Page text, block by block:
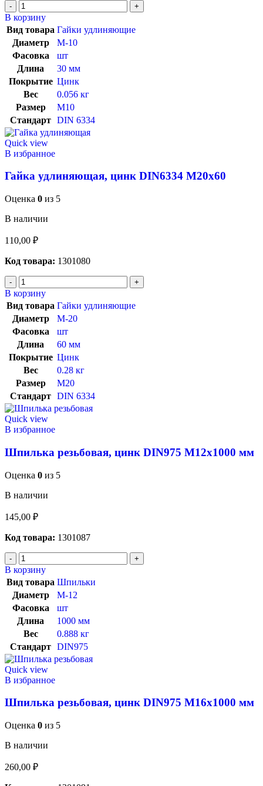
В корзину
Вид товара Гайки удлиняющие
Диаметр
М-10
Фасовка
шт
Длина
30 мм
Покрытие Цинк
Вес
0.056 кг
Размер
M10
Стандарт DIN 6334
Quick view
В избранное
Гайка удлиняющая, цинк DIN6334 М20х60
Оценка 0 из 5
В наличии
110,00 ₽
Код товара: 1301080
В корзину
Вид товара Гайки удлиняющие
Диаметр
М-20
Фасовка
шт
Длина
60 мм
Покрытие Цинк
Вес
0.28 кг
Размер
M20
Стандарт DIN 6334
Quick view
В избранное
Шпилька резьбовая, цинк DIN975 М12х1000 мм
Оценка 0 из 5
В наличии
145,00 ₽
Код товара: 1301087
В корзину
Вид товара Шпильки
Диаметр
М-12
Фасовка
шт
Длина
1000 мм
Вес
0.888 кг
Стандарт DIN975
Quick view
В избранное
Шпилька резьбовая, цинк DIN975 М16х1000 мм
Оценка 0 из 5
В наличии
260,00 ₽